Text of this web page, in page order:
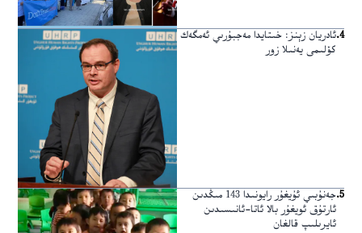
4
.ئادريان زېنز: خىتايدا مەجبۇرىي ئەمگەك
كۆلىمى يەنىلا زور
5
.
جەنۇبىي ئۇيغۇر رايونىدا 143 مىڭدىن
ئارتۇق ئويغۇر بالا ئاتا-ئانىسىدىن
ئايرىلىپ قالغان